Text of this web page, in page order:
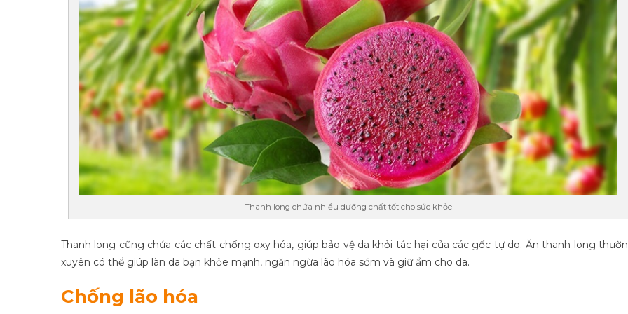
Thanh long chứa nhiều dưỡng chất tốt cho sức khỏe
Thanh long cũng chứa các chất chống oxy hóa, giúp bảo vệ da khỏi tác hại của các gốc tự do. Ăn thanh long
xuyên có thể giúp làn da bạn khỏe mạnh, ngăn ngừa lão hóa sớm và giữ ẩm cho da.
Chống lão hóa